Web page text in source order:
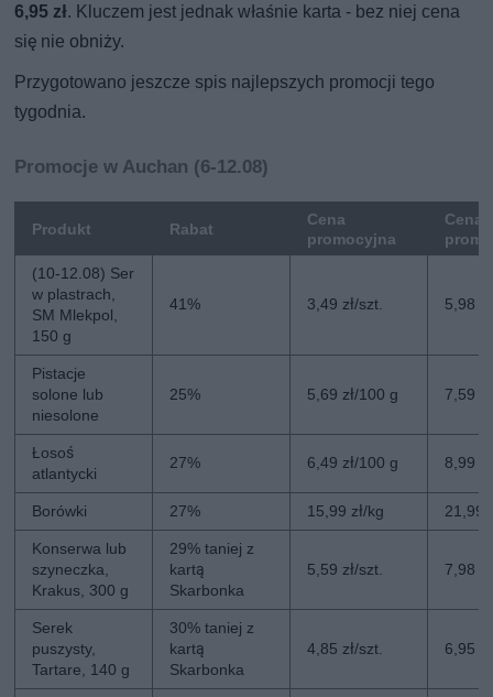
6,95 zł. Kluczem jest jednak właśnie karta - bez niej cena
się nie obniży.
Przygotowano jeszcze spis najlepszych promocji tego
tygodnia.
Promocje w Auchan (6-12.08)
Produkt Rabat
Cena
promocyjna
Cena
(10-12.08) Ser
w plastrach,
SM Mlekpol,
150 g
41% 3,49 zł/szt. 5,98
Pistacje
solone lub
niesolone
25% 5,69 zł/100 g 7,59
Łosoś
atlantycki
27% 6,49 zł/100 g 8,99
Borówki 27% 15,99 zł/kg 21,99
Konserwa lub
szyneczka,
Krakus, 300 g
29% taniej z
kartą
Skarbonka
5,59 zł/szt. 7,98
Serek
puszysty,
Tartare, 140 g
30% taniej z
kartą
Skarbonka
4,85 zł/szt. 6,95